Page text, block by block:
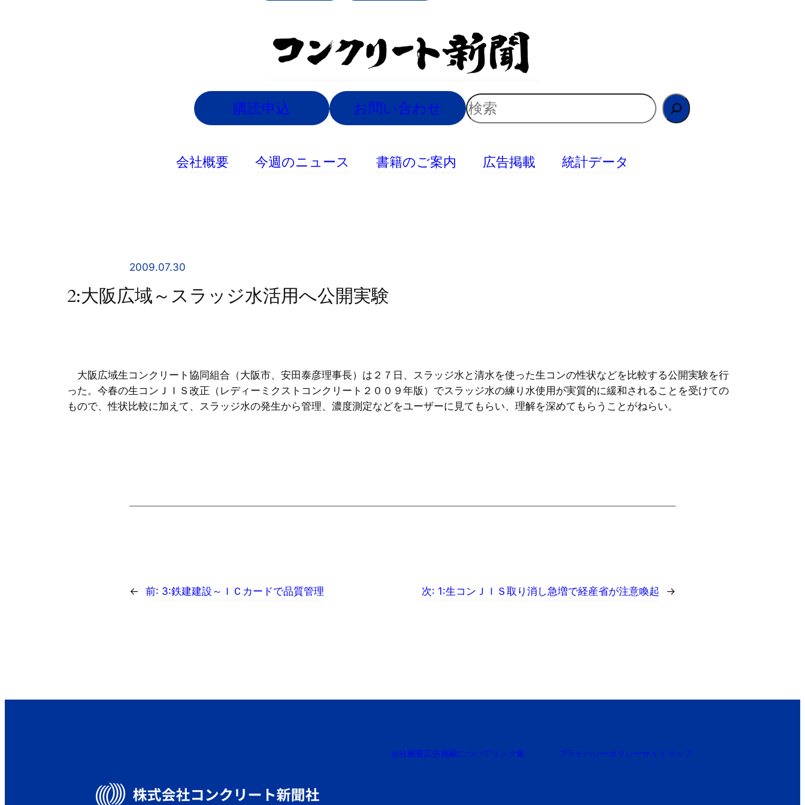
購読申込 お問い合わせ
検
索
会社概要 今週のニュース 書籍のご案内 広告掲載 統計データ
2009.07.30
2:大阪広域～スラッジ水活用へ公開実験
大阪広域生コンクリート協同組合（大阪市、安田泰彦理事長）は２７日、スラッジ水と清水を使った生コンの性状などを比較する公開実験を行
った。今春の生コンＪＩＳ改正（レディーミクストコンクリート２００９年版）でスラッジ水の練り水使用が実質的に緩和されることを受けての
もので、性状比較に加えて、スラッジ水の発生から管理、濃度測定などをユーザーに見てもらい、理解を深めてもらうことがねらい。
← 前: 3:鉄建建設～ＩＣカードで品質管理 次: 1:生コンＪＩＳ取り消し急増で経産省が注意喚起 →
会社概要広告掲載について リンク集 プライバシーポリシーサイトマップ